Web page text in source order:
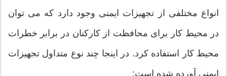
انواع مختلفی از تجهیزات ایمنی وجود دارد که می توان
در محیط کار برای محافظت از کارکنان در برابر خطرات
محیط کار استفاده کرد. در اینجا چند نوع متداول تجهیزات
ایمنی آورده شده است: